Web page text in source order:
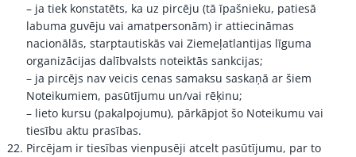
– ja tiek konstatēts, ka uz pircēju (tā īpašnieku, patiesā
labuma guvēju vai amatpersonām) ir attiecināmas
nacionālās, starptautiskās vai Ziemeļatlantijas līguma
organizācijas dalībvalsts noteiktās sankcijas;
– ja pircējs nav veicis cenas samaksu saskaņā ar šiem
Noteikumiem, pasūtījumu un/vai rēķinu;
– lieto kursu (pakalpojumu), pārkāpjot šo Noteikumu vai
tiesību aktu prasības.
Pircējam ir tiesības vienpusēji atcelt pasūtījumu, par to